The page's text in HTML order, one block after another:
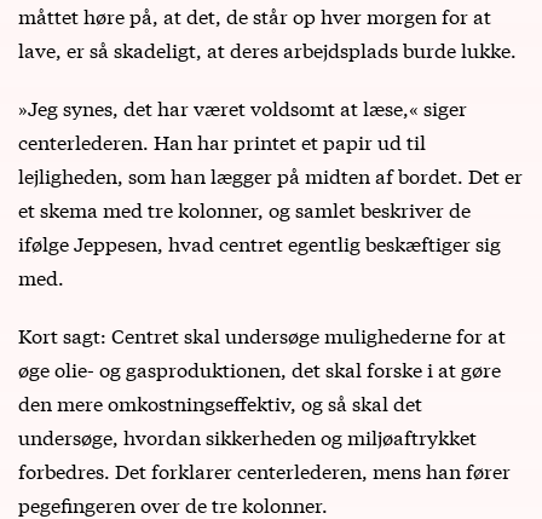
måttet høre på, at det, de står op hver morgen for at
lave, er så skadeligt, at deres arbejdsplads burde lukke.
»Jeg synes, det har været voldsomt at læse,« siger
centerlederen. Han har printet et papir ud til
lejligheden, som han lægger på midten af bordet. Det er
et skema med tre kolonner, og samlet beskriver de
ifølge Jeppesen, hvad centret egentlig beskæftiger sig
med.
Kort sagt: Centret skal undersøge mulighederne for at
øge olie- og gasproduktionen, det skal forske i at gøre
den mere omkostningseffektiv, og så skal det
undersøge, hvordan sikkerheden og miljøaftrykket
forbedres. Det forklarer centerlederen, mens han fører
pegefingeren over de tre kolonner.